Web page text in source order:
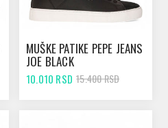
MUŠKE PATIKE PEPE JEANS
JOE BLACK
10.010 RSD 15.400 RSD